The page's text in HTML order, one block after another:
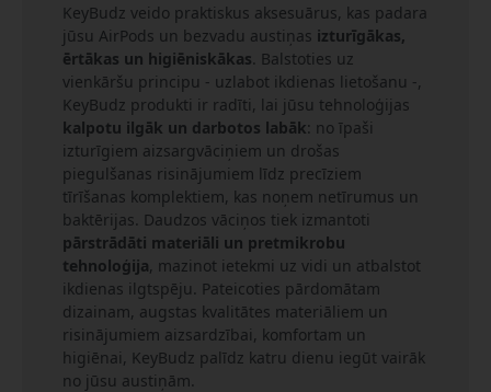
KeyBudz veido praktiskus aksesuārus, kas padara
jūsu AirPods un bezvadu austiņas izturīgākas,
ērtākas un higiēniskākas. Balstoties uz
vienkāršu principu - uzlabot ikdienas lietošanu -,
KeyBudz produkti ir radīti, lai jūsu tehnoloģijas
kalpotu ilgāk un darbotos labāk: no īpaši
izturīgiem aizsargvāciņiem un drošas
piegulšanas risinājumiem līdz precīziem
tīrīšanas komplektiem, kas noņem netīrumus un
baktērijas. Daudzos vāciņos tiek izmantoti
pārstrādāti materiāli un pretmikrobu
tehnoloģija, mazinot ietekmi uz vidi un atbalstot
ikdienas ilgtspēju. Pateicoties pārdomātam
dizainam, augstas kvalitātes materiāliem un
risinājumiem aizsardzībai, komfortam un
higiēnai, KeyBudz palīdz katru dienu iegūt vairāk
no jūsu austiņām.